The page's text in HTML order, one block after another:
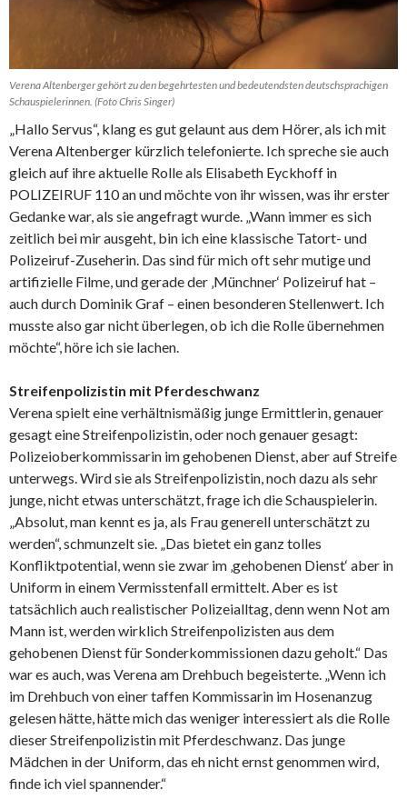
Verena Altenberger gehört zu den begehrtesten und bedeutendsten deutschsprachigen
Schauspielerinnen. (Foto Chris Singer)
„Hallo Servus“, klang es gut gelaunt aus dem Hörer, als ich mit
Verena Altenberger kürzlich telefonierte. Ich spreche sie auch
gleich auf ihre aktuelle Rolle als Elisabeth Eyckhoff in
POLIZEIRUF 110 an und möchte von ihr wissen, was ihr erster
Gedanke war, als sie angefragt wurde. „Wann immer es sich
zeitlich bei mir ausgeht, bin ich eine klassische Tatort- und
Polizeiruf-Zuseherin. Das sind für mich oft sehr mutige und
artifizielle Filme, und gerade der ‚Münchner‘ Polizeiruf hat –
auch durch Dominik Graf – einen besonderen Stellenwert. Ich
musste also gar nicht überlegen, ob ich die Rolle übernehmen
möchte“, höre ich sie lachen.
Streifenpolizistin mit Pferdeschwanz
Verena spielt eine verhältnismäßig junge Ermittlerin, genauer
gesagt eine Streifenpolizistin, oder noch genauer gesagt:
Polizeioberkommissarin im gehobenen Dienst, aber auf Streife
unterwegs. Wird sie als Streifenpolizistin, noch dazu als sehr
junge, nicht etwas unterschätzt, frage ich die Schauspielerin.
„Absolut, man kennt es ja, als Frau generell unterschätzt zu
werden“, schmunzelt sie. „Das bietet ein ganz tolles
Konfliktpotential, wenn sie zwar im ‚gehobenen Dienst‘ aber in
Uniform in einem Vermisstenfall ermittelt. Aber es ist
tatsächlich auch realistischer Polizeialltag, denn wenn Not am
Mann ist, werden wirklich Streifenpolizisten aus dem
gehobenen Dienst für Sonderkommissionen dazu geholt.“ Das
war es auch, was Verena am Drehbuch begeisterte. „Wenn ich
im Drehbuch von einer taffen Kommissarin im Hosenanzug
gelesen hätte, hätte mich das weniger interessiert als die Rolle
dieser Streifenpolizistin mit Pferdeschwanz. Das junge
Mädchen in der Uniform, das eh nicht ernst genommen wird,
finde ich viel spannender.“